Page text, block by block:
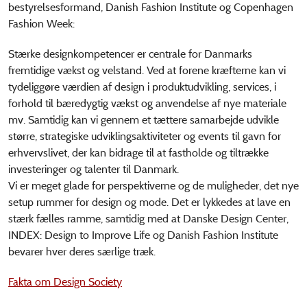
bestyrelsesformand, Danish Fashion Institute og Copenhagen
Fashion Week:
Stærke designkompetencer er centrale for Danmarks
fremtidige vækst og velstand. Ved at forene kræfterne kan vi
tydeliggøre værdien af design i produktudvikling, services, i
forhold til bæredygtig vækst og anvendelse af nye materiale
mv. Samtidig kan vi gennem et tættere samarbejde udvikle
større, strategiske udviklingsaktiviteter og events til gavn for
erhvervslivet, der kan bidrage til at fastholde og tiltrække
investeringer og talenter til Danmark.
Vi er meget glade for perspektiverne og de muligheder, det nye
setup rummer for design og mode. Det er lykkedes at lave en
stærk fælles ramme, samtidig med at Danske Design Center,
INDEX: Design to Improve Life og Danish Fashion Institute
bevarer hver deres særlige træk.
Fakta om Design Society